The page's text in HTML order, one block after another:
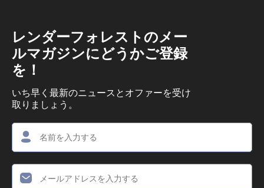
レンダーフォレストのメー
ルマガジンにどうかご登録
を！
いち早く最新のニュースとオファーを受け
取りましょう。